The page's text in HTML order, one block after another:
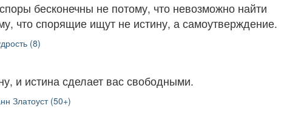
бесконечны не потому, что невозможно найти
что спорящие ищут не истину, а самоутверждение.
(8)
и истина сделает вас свободными.
Златоуст (50+)